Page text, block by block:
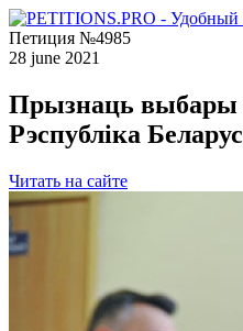
Петиция №4985
28 june 2021
Прызнаць выбары
Рэспубліка
Читать на сайте